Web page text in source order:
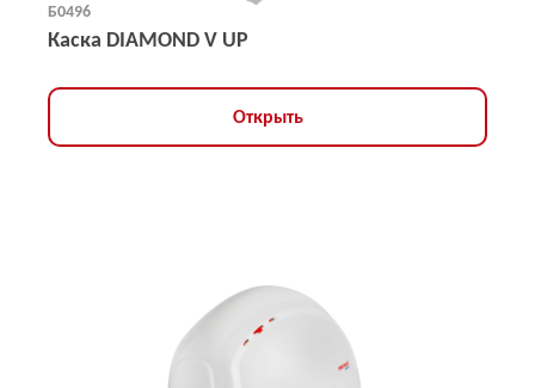
Б0496
Каска DIAMOND V UP
Открыть